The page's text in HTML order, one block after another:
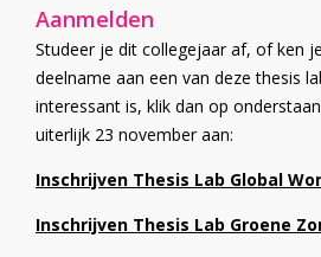
Aanmelden
Studeer je dit collegejaar af, of ken
deelname aan een van deze thesis
interessant is, klik dan op
uiterlijk 23 november aan:
Inschrijven Thesis Lab Global
Inschrijven Thesis Lab Groene